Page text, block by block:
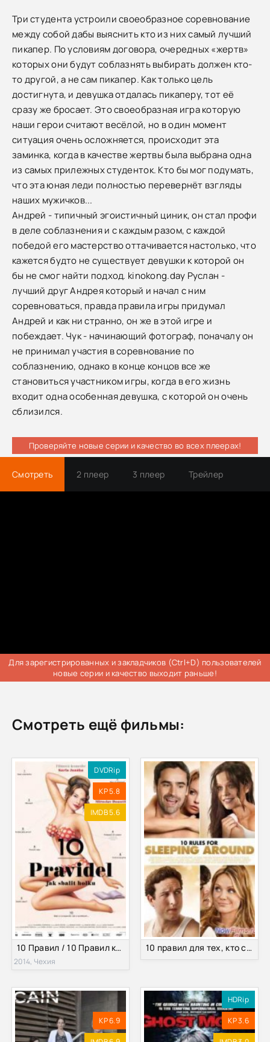
Три студента устроили своеобразное соревнование
между собой дабы выяснить кто из них самый лучший
пикапер. По условиям договора, очередных «жертв»
которых они будут соблазнять выбирать должен кто-
то другой, а не сам пикапер. Как только цель
достигнута, и девушка отдалась пикаперу, тот её
сразу же бросает. Это своеобразная игра которую
наши герои считают весёлой, но в один момент
ситуация очень осложняется, происходит эта
заминка, когда в качестве жертвы была выбрана одна
из самых прилежных студенток. Кто бы мог подумать,
что эта юная леди полностью перевернёт взгляды
наших мужичков...
Андрей - типичный эгоистичный циник, он стал профи
в деле соблазнения и с каждым разом, с каждой
победой его мастерство оттачивается настолько, что
кажется будто не существует девушки к которой он
бы не смог найти подход. kinokong.day Руслан -
лучший друг Андрея который и начал с ним
соревноваться, правда правила игры придумал
Андрей и как ни странно, он же в этой игре и
побеждает. Чук - начинающий фотограф, поначалу он
не принимал участия в соревнование по
соблазнению, однако в конце концов все же
становиться участником игры, когда в его жизнь
входит одна особенная девушка, с которой он очень
сблизился.
Проверяйте новые серии и качество во всех плеерах!
Смотреть 2 плеер 3 плеер Трейлер
Для зарегистрированных и закладчиков (Ctrl+D) пользователей
новые серии и качество выходит раньше!
Смотреть ещё фильмы:
DVDRip
KP 5.8
IMDB 5.6
10 Правил / 10 Правил как соблазнить девушку (2014)
2014, Чехия
10 правил для тех, кто спит с кем попало (2014)
KP 6.9
HDRip
KP 3.6